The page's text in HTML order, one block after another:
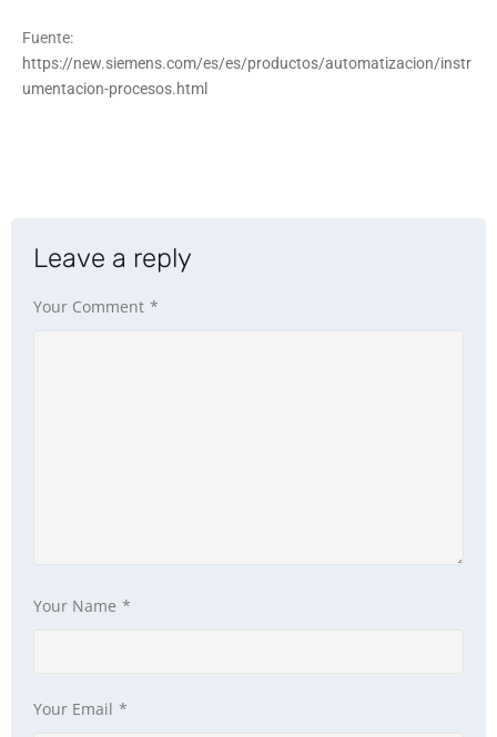
Fuente:
https://new.siemens.com/es/es/productos/automatizacion/instr
umentacion-procesos.html
Leave a reply
Your Comment *
Your Name *
Your Email *